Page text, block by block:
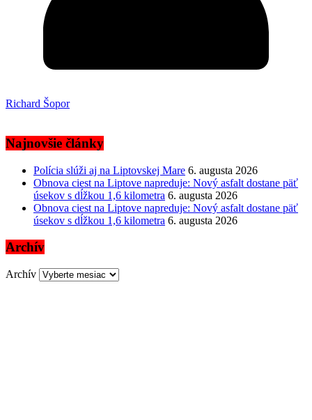
Richard Šopor
Najnovšie články
Polícia slúži aj na Liptovskej Mare 6. augusta 2026
Obnova ciest na Liptove napreduje: Nový asfalt dostane päť
úsekov s dĺžkou 1,6 kilometra 6. augusta 2026
Obnova ciest na Liptove napreduje: Nový asfalt dostane päť
úsekov s dĺžkou 1,6 kilometra 6. augusta 2026
Archív
Archív